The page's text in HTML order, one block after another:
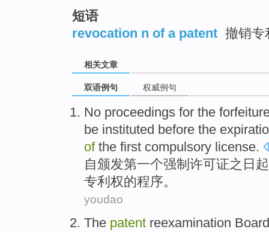
短语
revocation n of a patent 撤销专
相关文章
双语例句 权威例句
No proceedings for the
be instituted before the
ofthe first compulsory license.
自颁发第一个强制 许可证之日起
专利权的程序。
youdao
The patent reexamination Board